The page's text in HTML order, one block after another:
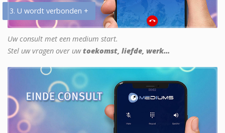
3. U wordt verbonden +
Uw consult met een medium start.
Stel uw vragen over uwtoekomst, liefde, werk...